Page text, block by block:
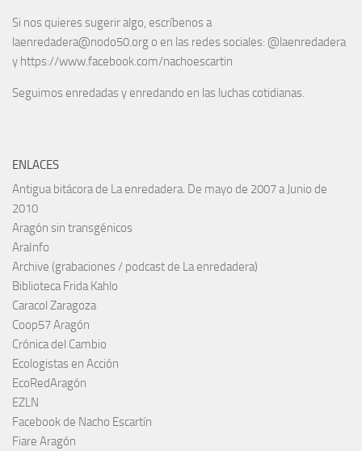
Si nos quieres sugerir algo, escríbenos a
laenredadera@nodo50.org o en las redes sociales: @laenredadera
y https://www.facebook.com/nachoescartin
Seguimos enredadas y enredando en las luchas cotidianas.
ENLACES
Antigua bitácora de La enredadera. De mayo de 2007 a Junio de
2010
Aragón sin transgénicos
AraInfo
Archive (grabaciones / podcast de La enredadera)
Biblioteca Frida Kahlo
Caracol Zaragoza
Coop57 Aragón
Crónica del Cambio
Ecologistas en Acción
EcoRedAragón
EZLN
Facebook de Nacho Escartín
Fiare Aragón